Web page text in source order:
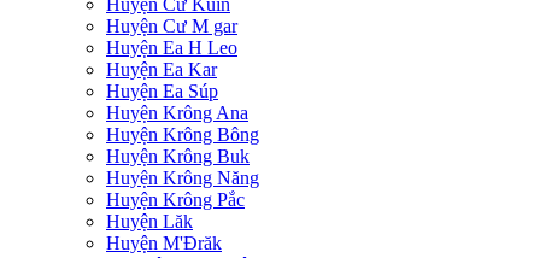
Huyện Cư M gar
Huyện Ea H Leo
Huyện Ea Kar
Huyện Ea Súp
Huyện Krông Ana
Huyện Krông Bông
Huyện Krông Buk
Huyện Krông Năng
Huyện Krông Pắc
Huyện Lăk
Huyện M'Đrăk